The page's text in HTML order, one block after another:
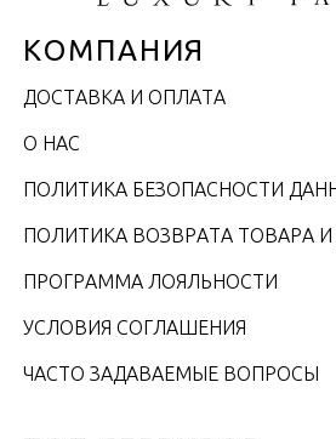
КОМПАНИЯ
ДОСТАВКА И ОПЛАТА
О НАС
ПОЛИТИКА БЕЗОПАСНОСТИ
ПОЛИТИКА ВОЗВРАТА ТОВАРА И
ПРОГРАММА ЛОЯЛЬНОСТИ
УСЛОВИЯ СОГЛАШЕНИЯ
ЧАСТО ЗАДАВАЕМЫЕ ВОПРОСЫ